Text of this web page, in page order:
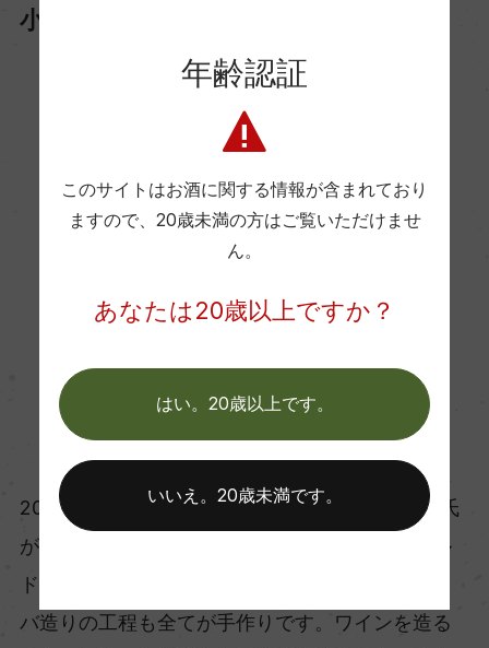
小さなセラーで全て手造り！
デゴルジュマンと門出のリキュール
2006年に友人のフェラン・ジル・イ・ガルシア氏
がワイナリーに参加してから誕生したカバ。バル
ドリーナのような小さなワイナリーでは複雑なカ
バ造りの工程も全てが手作りです。ワインを造る
年齢認証
このサイトはお酒に関する情報が含まれており
ますので、 20歳未満の方はご覧いただけませ
ん。
あなたは20歳以上ですか？
はい。20歳以上です。
いいえ。20歳未満です。